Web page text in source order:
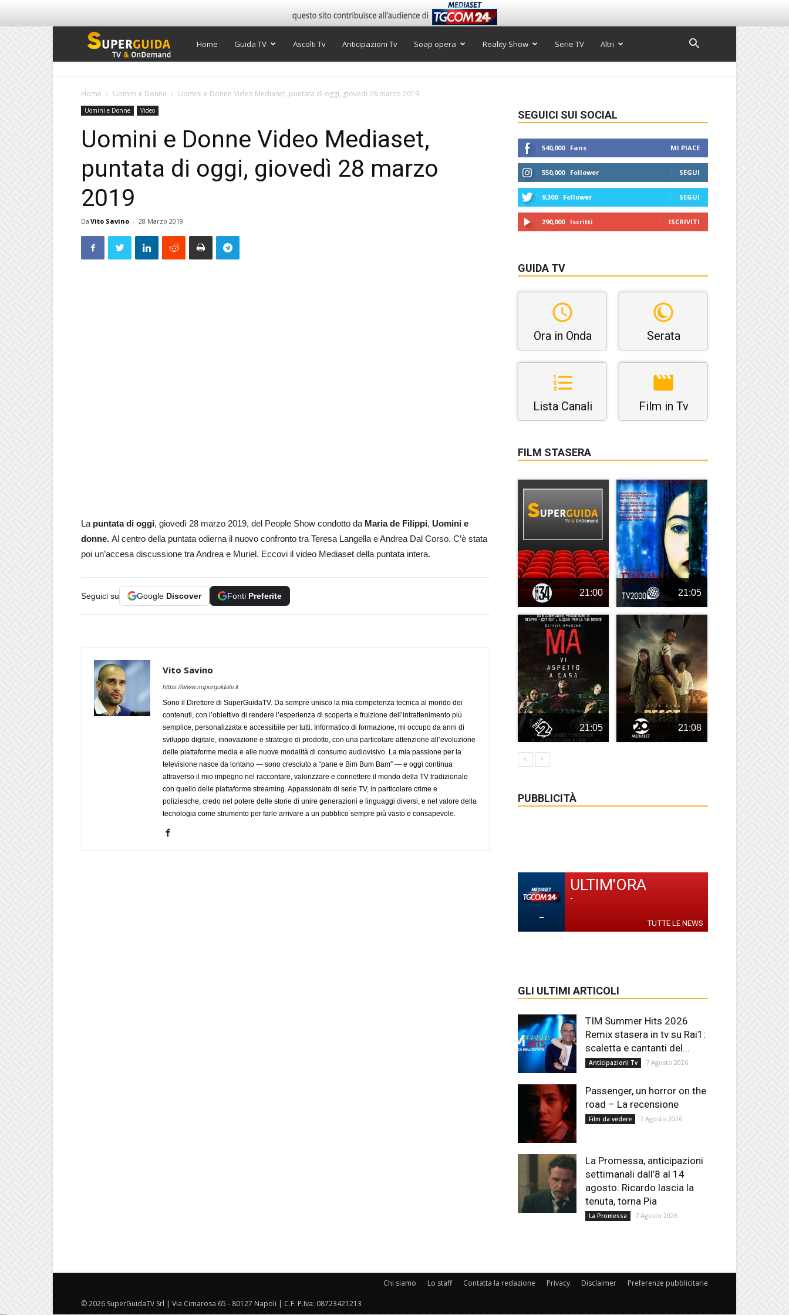
Super
Home Guida TV Ascolti Tv Anticipazioni Tv Soap opera Reality Show Serie TV Altri
Home Uomini e Donne Uomini e Donne Video Mediaset, puntata di oggi, giovedì 28 marzo 2019
Uomini e Donne Video
Uomini e Donne Video Mediaset,
puntata di oggi, giovedì 28 marzo
2019
Da Vito Savino - 28 Marzo 2019
La puntata di oggi, giovedì 28 marzo 2019, del People Show condotto da Maria de Filippi, Uomini e
donne. Al centro della puntata odierna il nuovo confronto tra Teresa Langella e Andrea Dal Corso. C’è stata
poi un’accesa discussione tra Andrea e Muriel. Eccovi il video Mediaset della puntata intera.
Seguici su Google Discover Fonti Preferite
Vito Savino
https://www.superguidatv.it
Sono il Direttore di SuperGuidaTV. Da sempre unisco la mia competenza tecnica al mondo dei
contenuti, con l’obiettivo di rendere l’esperienza di scoperta e fruizione dell’intrattenimento più
semplice, personalizzata e accessibile per tutti. Informatico di formazione, mi occupo da anni di
sviluppo digitale, innovazione e strategie di prodotto, con una particolare attenzione all’evoluzione
delle piattaforme media e alle nuove modalità di consumo audiovisivo. La mia passione per la
televisione nasce da lontano — sono cresciuto a “pane e Bim Bum Bam” — e oggi continua
attraverso il mio impegno nel raccontare, valorizzare e connettere il mondo della TV tradizionale
con quello delle piattaforme streaming. Appassionato di serie TV, in particolare crime e
poliziesche, credo nel potere delle storie di unire generazioni e linguaggi diversi, e nel valore della
tecnologia come strumento per farle arrivare a un pubblico sempre più vasto e consapevole.
SEGUICI SUI SOCIAL
540,000 Fans MI PIACE
550,000 Follower SEGUI
9,300 Follower SEGUI
290,000 Iscritti ISCRIVITI
GUIDA TV
Ora in Onda Serata
Lista Canali Film in Tv
FILM STASERA
21:00 21:05
21:05 21:08
PUBBLICITÀ
-
ULTIM'ORA
-
TUTTE LE NEWS
GLI ULTIMI ARTICOLI
TIM Summer Hits 2026
Remix stasera in tv su Rai1:
scaletta e cantanti del...
Anticipazioni Tv 7 Agosto 2026
Passenger, un horror on the
road – La recensione
Film da vedere 7 Agosto 2026
La Promessa, anticipazioni
settimanali dall’8 al 14
agosto: Ricardo lascia la
tenuta, torna Pia
La Promessa 7 Agosto 2026
Chi siamo Lo staff Contatta la redazione Privacy Disclaimer Preferenze pubblicitarie
© 2026 SuperGuidaTV Srl | Via Cimarosa 65 - 80127 Napoli | C.F. P.Iva: 08723421213